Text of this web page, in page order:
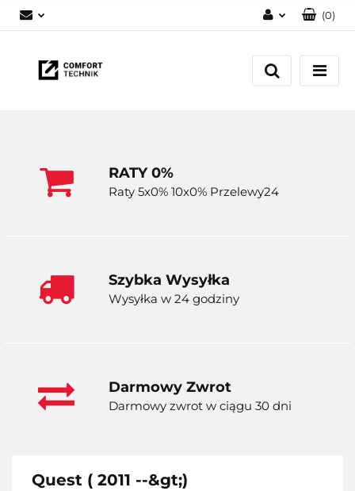
Zaloguj się
Zarejestruj się
(0)
RATY 0%
Raty 5x0% 10x0% Przelewy24
Szybka Wysyłka
Wysyłka w 24 godziny
Darmowy Zwrot
Darmowy zwrot w ciągu 30 dni
Quest ( 2011 --&gt;)